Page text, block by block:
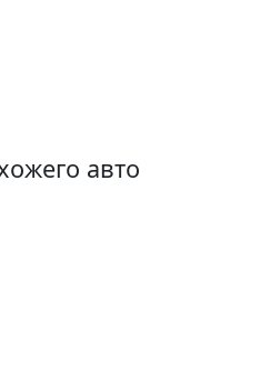
авто